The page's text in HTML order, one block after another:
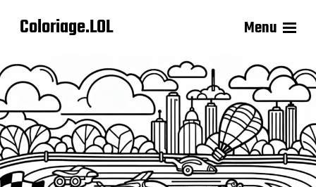
Coloriage.LOL Menu